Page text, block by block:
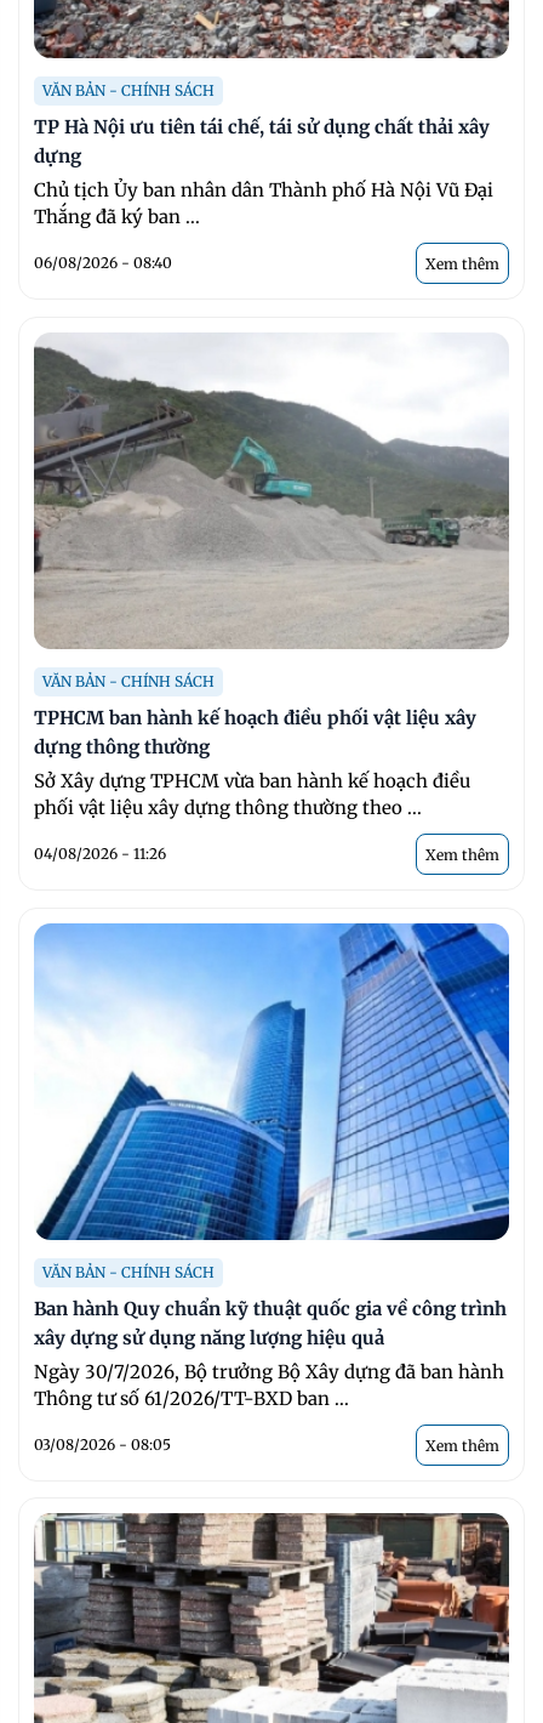
VĂN BẢN - CHÍNH SÁCH
TP Hà Nội ưu tiên tái chế, tái sử dụng chất thải xây
dựng
Chủ tịch Ủy ban nhân dân Thành phố Hà Nội Vũ Đại
Thắng đã ký ban ...
06/08/2026 - 08:40 Xem thêm
VĂN BẢN - CHÍNH SÁCH
TPHCM ban hành kế hoạch điều phối vật liệu xây
dựng thông thường
Sở Xây dựng TPHCM vừa ban hành kế hoạch điều
phối vật liệu xây dựng thông thường theo ...
04/08/2026 - 11:26 Xem thêm
VĂN BẢN - CHÍNH SÁCH
Ban hành Quy chuẩn kỹ thuật quốc gia về công trình
xây dựng sử dụng năng lượng hiệu quả
Ngày 30/7/2026, Bộ trưởng Bộ Xây dựng đã ban hành
Thông tư số 61/2026/TT-BXD ban ...
03/08/2026 - 08:05 Xem thêm